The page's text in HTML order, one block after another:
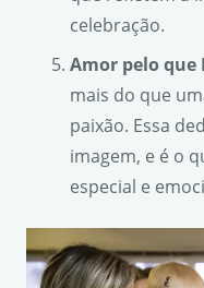
celebração.
Amor pelo que
mais do que
paixão. Essa
imagem, e é o
especial e